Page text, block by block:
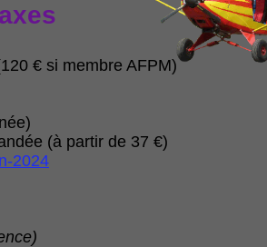
€ si membre AFPM)
(à partir de 37 €)
2024